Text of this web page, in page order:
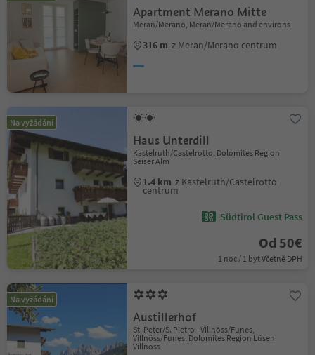
Apartment Merano Mitte
Meran/Merano, Meran/Merano and environs
316 m z Meran/Merano centrum
Na vyžádání
Haus Unterdill
Kastelruth/Castelrotto, Dolomites Region
Seiser Alm
1.4 km z Kastelruth/Castelrotto
centrum
Südtirol Guest Pass
Od 50€
1 noc / 1 byt Včetně DPH
Na vyžádání
Austillerhof
St. Peter/S. Pietro - Villnöss/Funes,
Villnöss/Funes, Dolomites Region Lüsen
Villnöss